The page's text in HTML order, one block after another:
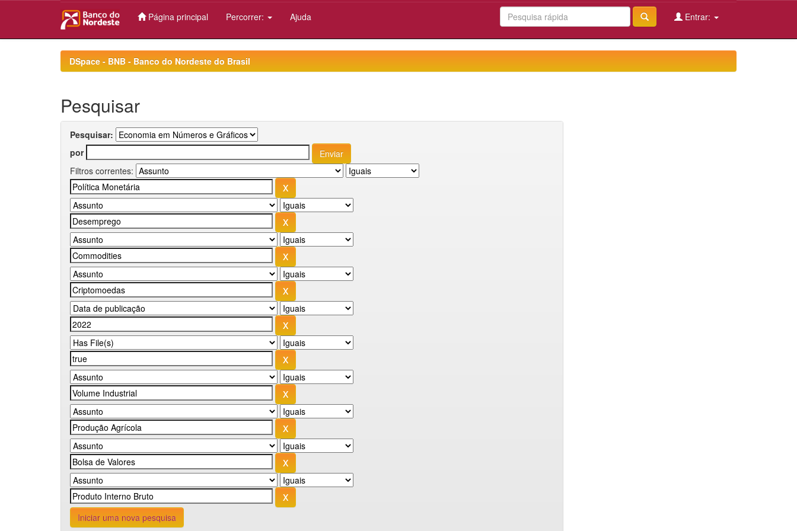
Página principal Percorrer: Ajuda Entrar:
DSpace - BNB - Banco do Nordeste do Brasil
Pesquisar
Pesquisar:
por
Filtros correntes:
Iniciar uma nova pesquisa